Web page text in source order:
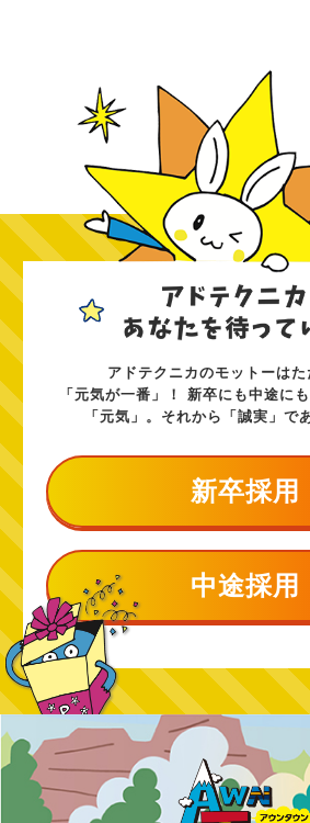
アドテクニカのモットーはた
「元気が一番」！ 新卒にも中途に
「元気」。それから「誠実」で
新卒採用
中途採用